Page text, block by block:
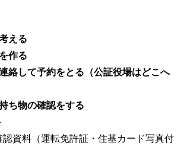
える
作る
絡して予約をとる（公証役場はどこへ
ち物の確認をする
認資料（運転免許証・住基カード写真付